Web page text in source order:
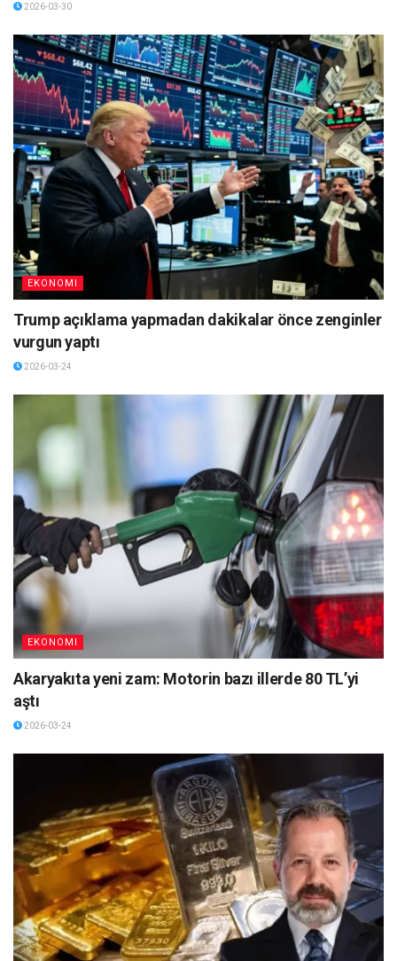
2026-03-30
EKONOMI
Trump açıklama yapmadan dakikalar önce zenginler
vurgun yaptı
2026-03-24
EKONOMI
Akaryakıta yeni zam: Motorin bazı illerde 80 TL’yi
aştı
2026-03-24